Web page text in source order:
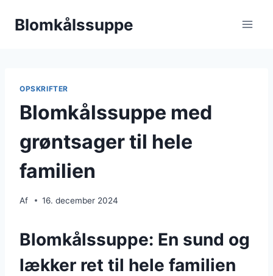
Blomkålssuppe
OPSKRIFTER
Blomkålssuppe med
grøntsager til hele
familien
Af 16. december 2024
Blomkålssuppe: En sund og
lækker ret til hele familien